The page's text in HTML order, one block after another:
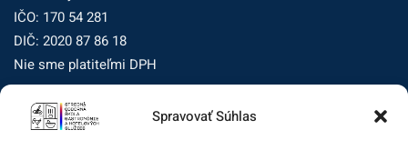
Spravovať Súhlas
IČO: 170 54 281
DIČ: 2020 87 86 18
Nie sme platiteľmi DPH
Zásady ochrany osobných údajov